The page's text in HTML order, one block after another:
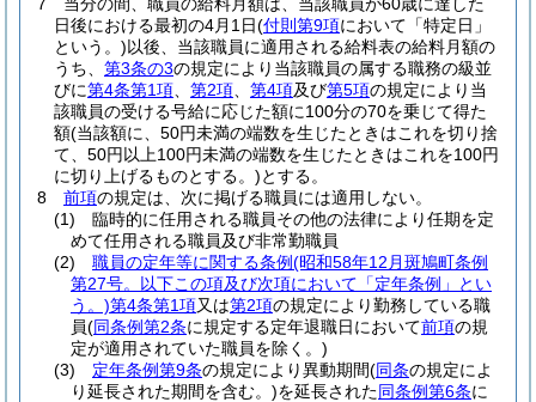
日後における最初の4月1日(付則第9項において「特定日」
という。)以後、当該職員に適用される給料表の給料月額の
うち、 第3条の3の規定により当該職員の属する職務の級並
びに第4条第1項 第2項 第4項及び第5項の規定により当
該職員の受ける号給に応じた額に100分の70を乗じて得た
額(当該額に、50円未満の端数を生じたときはこれを切り捨
て、50円以上100円未満の端数を生じたときはこれを100円
に切り上げるものとする。)とする。
8
前項の規定は、次に掲げる職員には適用しない。
(1)
臨時的に任用される職員その他の法律により任期を定
めて任用される職員及び非常勤職員
(2)
職員の定年等に関する条例(昭和58年12月斑鳩町条例
第27号。以下この項及び次項において「定年条例」とい
う。)第4条第1項又は第2項の規定により勤務している職
員(同条例第2条に規定する定年退職日において前項の規
定が適用されていた職員を除く。)
(3)
定年条例第9条の規定により異動期間(同条の規定によ
り延長された期間を含む。)を延長された同条例第6条に